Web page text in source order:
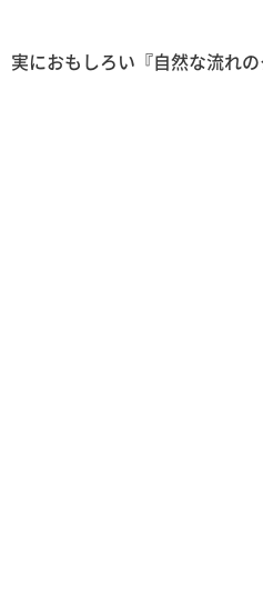
実におもしろい『自然な流れ